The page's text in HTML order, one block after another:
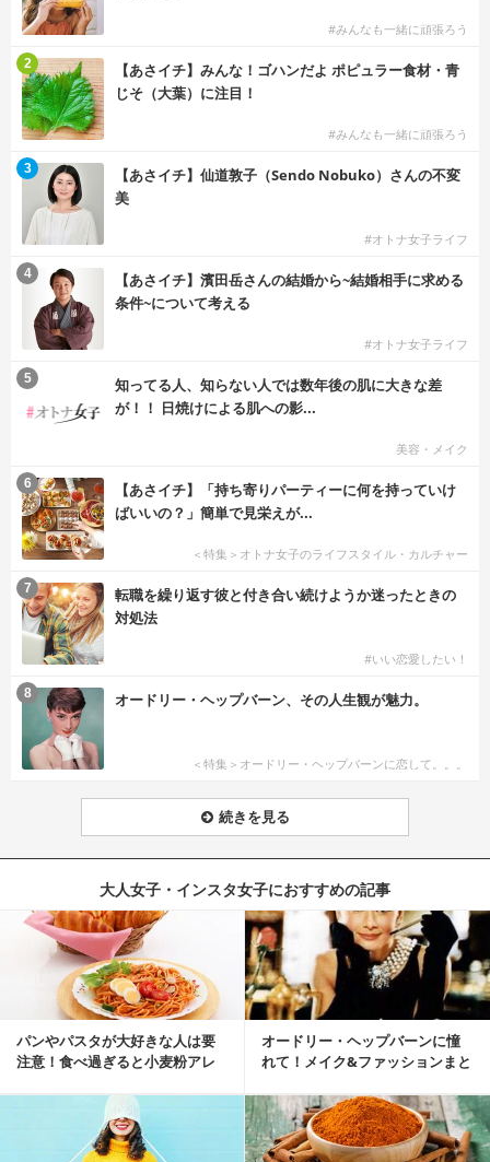
#みんなも一緒に頑張ろう
【あさイチ】みんな！ゴハンだよ ポピュラー食材・青
じそ（大葉）に注目！
#みんなも一緒に頑張ろう
2
【あさイチ】仙道敦子（Sendo Nobuko）さんの不変
美
#オトナ女子ライフ
3
【あさイチ】濱田岳さんの結婚から~結婚相手に求める
条件~について考える
#オトナ女子ライフ
4
知ってる人、知らない人では数年後の肌に大きな差
が！！ 日焼けによる肌への影...
美容・メイク
5
【あさイチ】「持ち寄りパーティーに何を持っていけ
ばいいの？」簡単で見栄えが...
＜特集＞オトナ女子のライフスタイル・カルチャー
6
転職を繰り返す彼と付き合い続けようか迷ったときの
対処法
#いい恋愛したい！
7
オードリー・ヘップバーン、その人生観が魅力。
＜特集＞オードリー・ヘップバーンに恋して。。。
8
続きを見る
大人女子・インスタ女子におすすめの記事
パンやパスタが大好きな人は要
注意！食べ過ぎると小麦粉アレ
オードリー・ヘップバーンに憧
れて！メイク&ファッションまと